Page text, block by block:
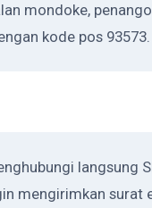
mondoke,
kode pos 93573.
langsung
mengirimkan surat